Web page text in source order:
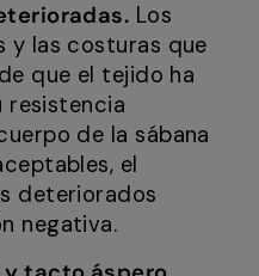
Los
y las costuras que
que el tejido ha
resistencia
de la sábana
el
deteriorados
negativa.